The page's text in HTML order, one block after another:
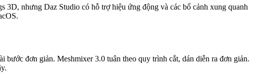
3D, nhưng Daz Studio có hỗ trợ hiệu ứng động và các bố cảnh xung quanh
đơn giản. Meshmixer 3.0 tuân theo quy trình cắt, dán diễn ra đơn giản.